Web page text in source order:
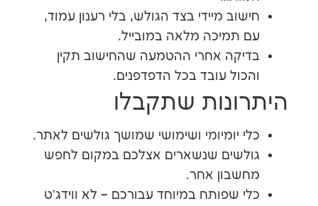
מיידי בצד הגולש, בלי רענון עמוד,
תמיכה מלאה במובייל.
אחרי ההטמעה שהחישוב תקין
עובד בכל הדפדפנים.
שתקבלו
יומיומי ושימושי שמושך גולשים לאתר.
שנשארים אצלכם במקום לחפש
אחר.
שפותח במיוחד עבורכם – לא ווידג'ט